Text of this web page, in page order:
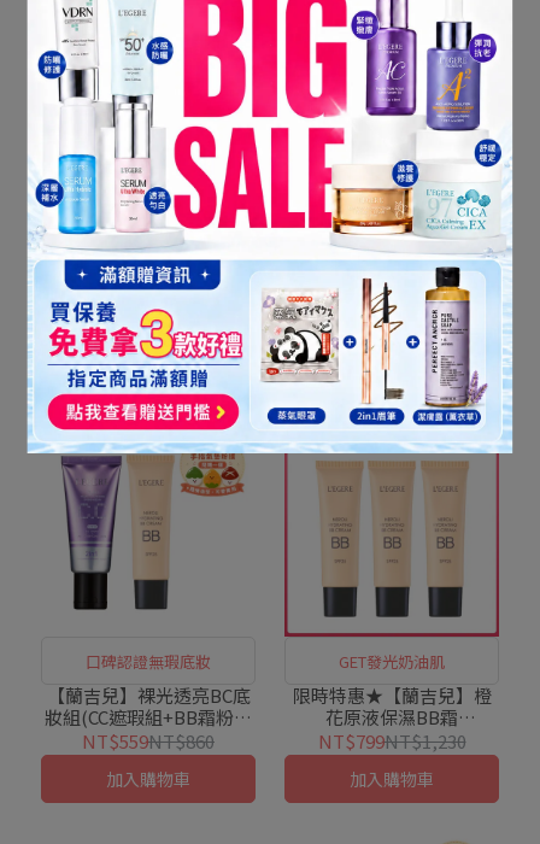
敏弱首選！純物理防曬
【蘭吉兒】VDRN B5修復
物理防曬乳 SPF50+
PA++++x3入組
NT$1,199NT$1,947
加入購物車
韓國最夯PDRN添加
限時優惠★【蘭吉兒】安
瓶防曬乳4入組
NT$1,049NT$1,876
加入購物車
口碑認證無瑕底妝
【蘭吉兒】裸光透亮BC底
妝組(CC遮瑕組+BB霜粉撲
版)
NT$559NT$860
加入購物車
GET發光奶油肌
限時特惠★【蘭吉兒】橙
花原液保濕BB霜
SPF25★★★(25ml/支)X3
件組
NT$799NT$1,230
加入購物車